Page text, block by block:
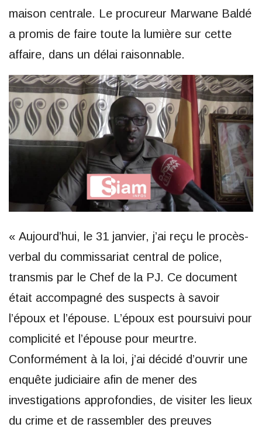
maison centrale. Le procureur Marwane Baldé
a promis de faire toute la lumière sur cette
affaire, dans un délai raisonnable.
« Aujourd’hui, le 31 janvier, j’ai reçu le procès-
verbal du commissariat central de police,
transmis par le Chef de la PJ. Ce document
était accompagné des suspects à savoir
l’époux et l’épouse. L’époux est poursuivi pour
complicité et l’épouse pour meurtre.
Conformément à la loi, j’ai décidé d’ouvrir une
enquête judiciaire afin de mener des
investigations approfondies, de visiter les lieux
du crime et de rassembler des preuves